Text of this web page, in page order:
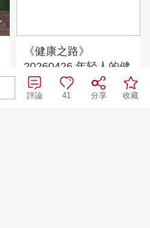
《健康之路》
20260426 年轻人的健
康危机 4
收藏
分享
41
評論